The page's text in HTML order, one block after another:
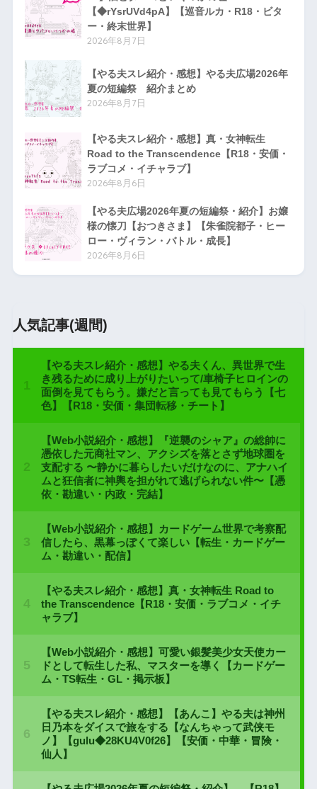
【◆rYsrUVd4pA】【巡音ルカ・R18・ビタ
ー・終末世界】
2026年8月7日
【やる夫スレ紹介・感想】やる夫広場2026年
夏の短編祭 紹介まとめ
2026年8月7日
【やる夫スレ紹介・感想】真・女神転生
Road to the Transcendence【R18・安価・
ラブコメ・イチャラブ】
2026年8月6日
【やる夫広場2026年夏の短編祭・紹介】お嬢
様の懐刀【おつきさま】【朱雀院都子・ヒー
ロー・ヴィラン・バトル・成長】
2026年8月6日
人気記事(週間)